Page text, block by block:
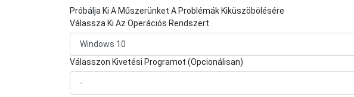
Próbálja Ki A Műszerünket A Problémák Kiküszöbölésére
Válassza Ki Az Operációs Rendszert
Válasszon Kivetési Programot (Opcionálisan)